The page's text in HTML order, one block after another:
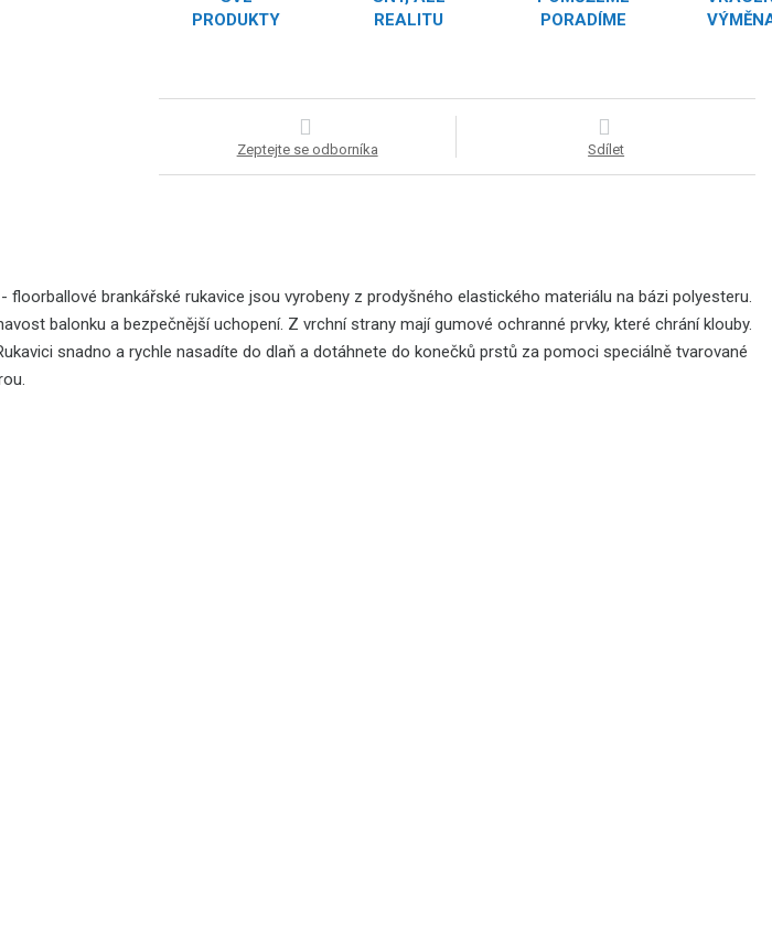
PRODUKTY
REALITU
PORADÍME
Zeptejte se odborníka Sdílet
floorballové brankářské rukavice jsou vyrobeny z prodyšného elastického materiálu na bázi polyesteru.
balonku a bezpečnější uchopení. Z vrchní strany mají gumové ochranné prvky, které chrání klouby.
snadno a rychle nasadíte do dlaň a dotáhnete do konečků prstů za pomoci speciálně tvarované